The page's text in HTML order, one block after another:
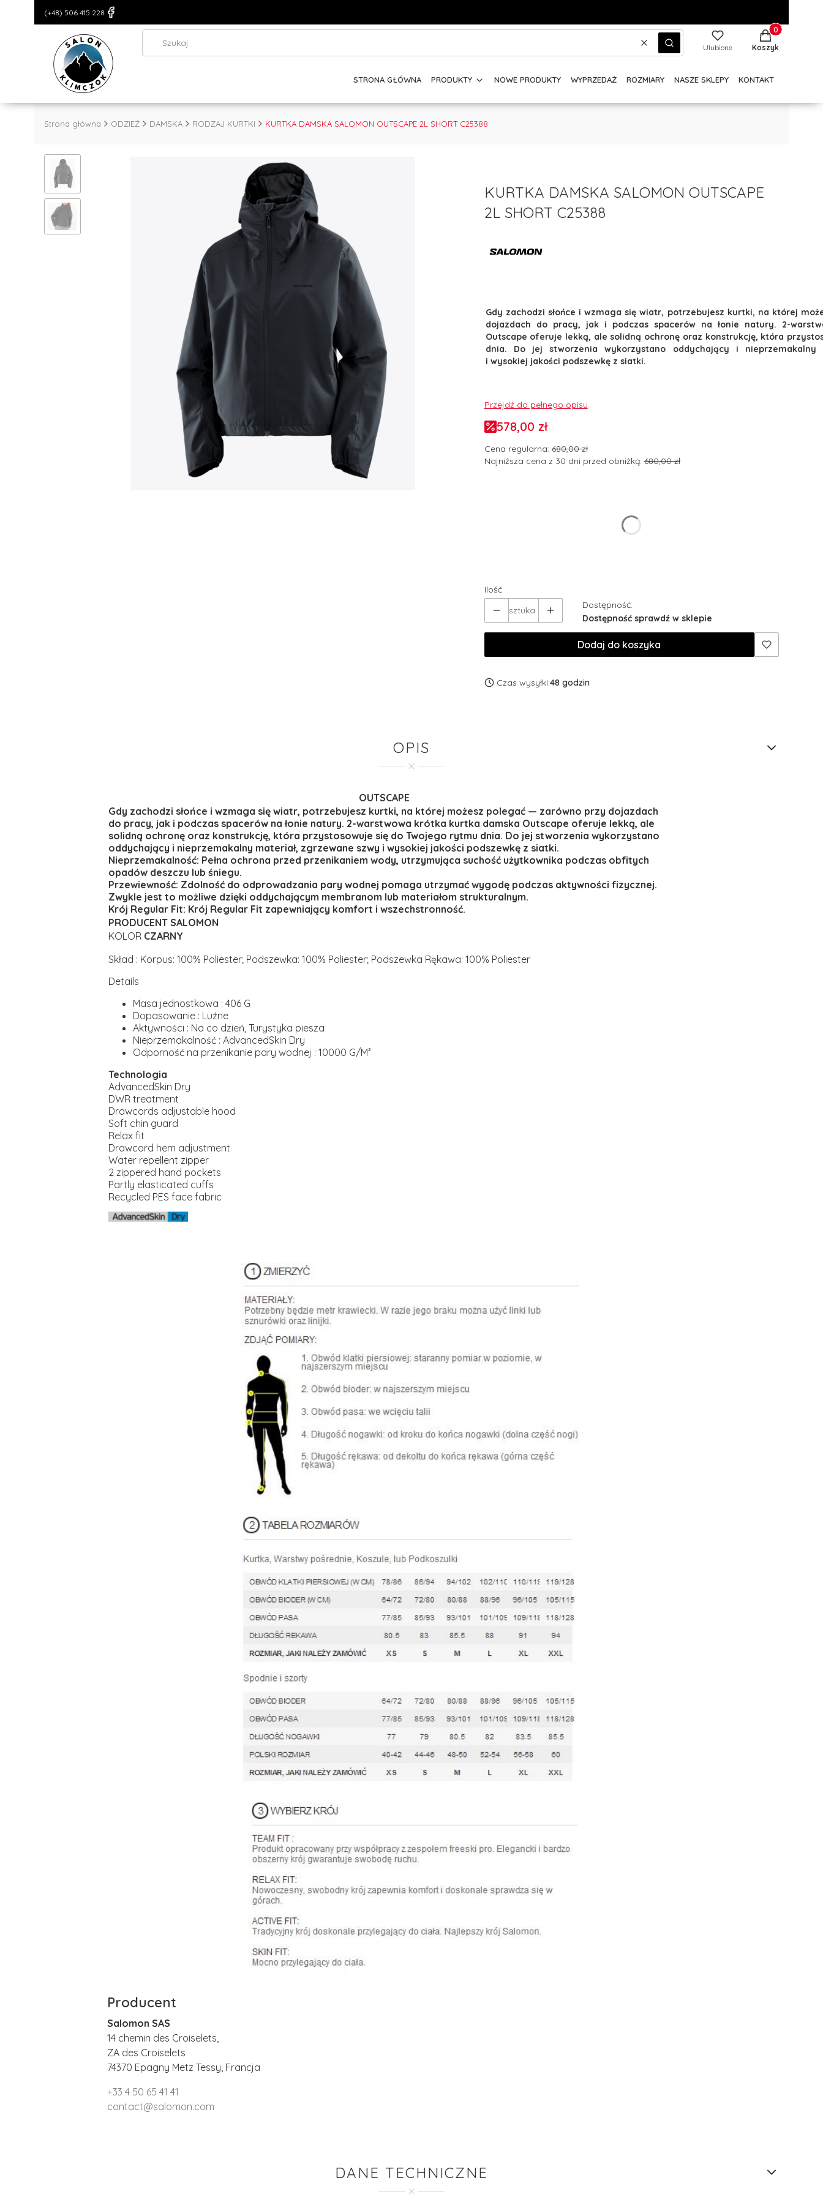
(+48) 506 415 228
WyczyśćSzukaj Ulubione
Produkty w
Koszyk
STRONA GŁÓWNA PRODUKTY NOWE PRODUKTY WYPRZEDAŻ ROZMIARY NASZE SKLEPY KONTAKT
Strona główna ODZIEŻ DAMSKA RODZAJ KURTKI KURTKA DAMSKA SALOMON OUTSCAPE 2L SHORT C25388
KURTKA DAMSKA SALOMON OUTSCAPE
2L SHORT C25388
Gdy zachodzi słońce i wzmaga się wiatr, potrzebujesz kurtki, na której
dojazdach do pracy, jak i podczas spacerów na łonie natury. 2-
Outscape oferuje lekką, ale solidną ochronę oraz konstrukcję, która
dnia. Do jej stworzenia wykorzystano oddychający i nieprzemakalny
i wysokiej jakości podszewkę z siatki.
Przejdź do pełnego opisu
578,00 zł
Cena regularna: 680,00 zł
Najniższa cena z 30 dni przed obniżką: 680,00 zł
Ilość
sztuka
Dostępność:
Dostępność sprawdź w sklepie
Dodaj do koszyka
Czas wysyłki:48 godzin
OPIS
OUTSCAPE
Gdy zachodzi słońce i wzmaga się wiatr, potrzebujesz kurtki, na której możesz polegać — zarówno przy dojazdach
do pracy, jak i podczas spacerów na łonie natury. 2-warstwowa krótka kurtka damska Outscape oferuje lekką, ale
solidną ochronę oraz konstrukcję, która przystosowuje się do Twojego rytmu dnia. Do jej stworzenia wykorzystano
oddychający i nieprzemakalny materiał, zgrzewane szwy i wysokiej jakości podszewkę z siatki.
Nieprzemakalność: Pełna ochrona przed przenikaniem wody, utrzymująca suchość użytkownika podczas obfitych
opadów deszczu lub śniegu.
Przewiewność: Zdolność do odprowadzania pary wodnej pomaga utrzymać wygodę podczas aktywności fizycznej.
Zwykle jest to możliwe dzięki oddychającym membranom lub materiałom strukturalnym.
Krój Regular Fit: Krój Regular Fit zapewniający komfort i wszechstronność.
PRODUCENT SALOMON
KOLOR CZARNY
Skład : Korpus: 100% Poliester; Podszewka: 100% Poliester; Podszewka Rękawa: 100% Poliester
Details
Masa jednostkowa : 406 G
Dopasowanie : Luźne
Aktywności : Na co dzień, Turystyka piesza
Nieprzemakalność : AdvancedSkin Dry
Odporność na przenikanie pary wodnej : 10000 G/M²
Technologia
AdvancedSkin Dry
DWR treatment
Drawcords adjustable hood
Soft chin guard
Relax fit
Drawcord hem adjustment
Water repellent zipper
2 zippered hand pockets
Partly elasticated cuffs
Recycled PES face fabric
Producent
Salomon SAS
14 chemin des Croiselets,
ZA des Croiselets
74370 Epagny Metz Tessy, Francja
+33 4 50 65 41 41
contact@salomon.com
DANE TECHNICZNE